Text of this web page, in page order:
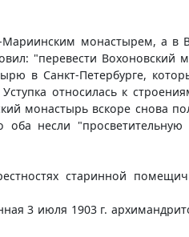
монастырем, а в
"перевести Вохоновский
в Санкт-Петербурге,
относилась к
монастырь вскоре снова
несли
старинной
3 июля 1903 г.